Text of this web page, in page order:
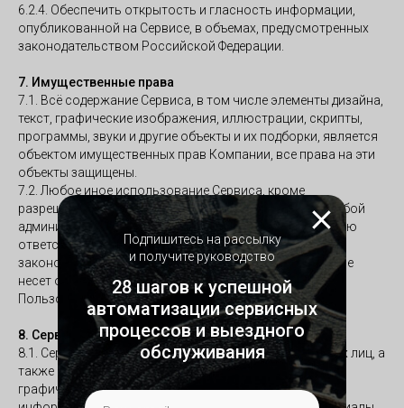
6.2.4. Обеспечить открытость и гласность информации,
опубликованной на Сервисе, в объемах, предусмотренных
законодательством Российской Федерации.
7. Имущественные права
7.1. Всё содержание Сервиса, в том числе элементы дизайна,
текст, графические изображения, иллюстрации, скрипты,
программы, звуки и другие объекты и их подборки, является
объектом имущественных прав Компании, все права на эти
объекты защищены.
7.2. Любое иное использование Сервиса, кроме
разрешенного в настоящем Соглашении, влечёт за собой
административную, гражданско-правовую и уголовную
ответственность согласно действующему
законодательству Российской Федерации. Компания не
несет ответственности за противоправные действия
Пользователя.
8. Сервис и материалы третьих лиц
8.1. Сервис может содержать ссылки на сайты третьих лиц, а
также ссылки на статьи, фотографии, иллюстрации,
графические изображения, музыку, звуки, видео,
28 шагов к успешной
автоматизации сервисных
процессов и выездного
обслуживания
Подпишитесь на рассылку
и получите руководство